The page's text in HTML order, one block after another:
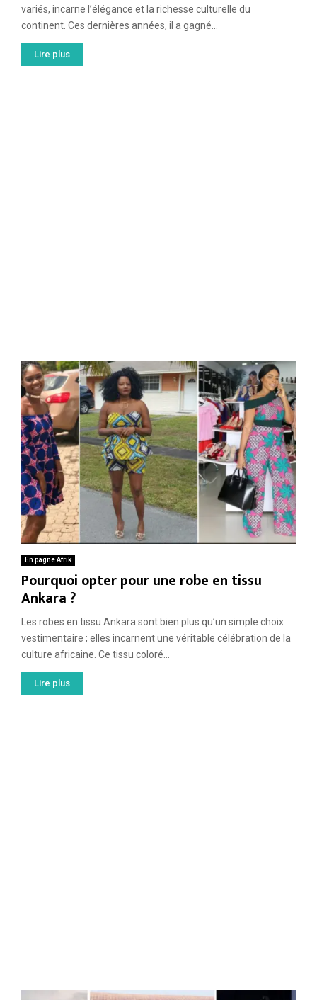
variés, incarne l’élégance et la richesse culturelle du
continent. Ces dernières années, il a gagné...
Lire plus
En pagne Afrik
Pourquoi opter pour une robe en tissu
Ankara ?
Les robes en tissu Ankara sont bien plus qu’un simple choix
vestimentaire ; elles incarnent une véritable célébration de la
culture africaine. Ce tissu coloré...
Lire plus